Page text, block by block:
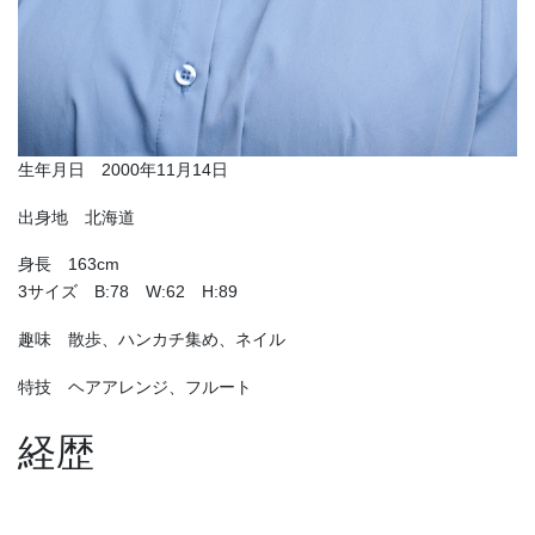
生年月日 2000年11月14日
出身地 北海道
身長 163cm
3サイズ B:78 W:62 H:89
趣味 散歩、ハンカチ集め、ネイル
特技 ヘアアレンジ、フルート
経歴